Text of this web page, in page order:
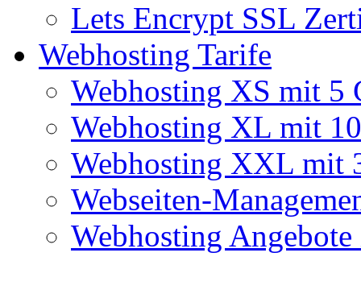
Lets Encrypt SSL
Webhosting Tarife
Webhosting XS mit 5
Webhosting XL mit
Webhosting XXL mit
Webseiten-
Webhosting